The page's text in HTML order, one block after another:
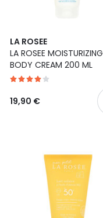
LA ROSEE
LA ROSEE MOISTURIZING
BODY CREAM 200 ML
19,90 €